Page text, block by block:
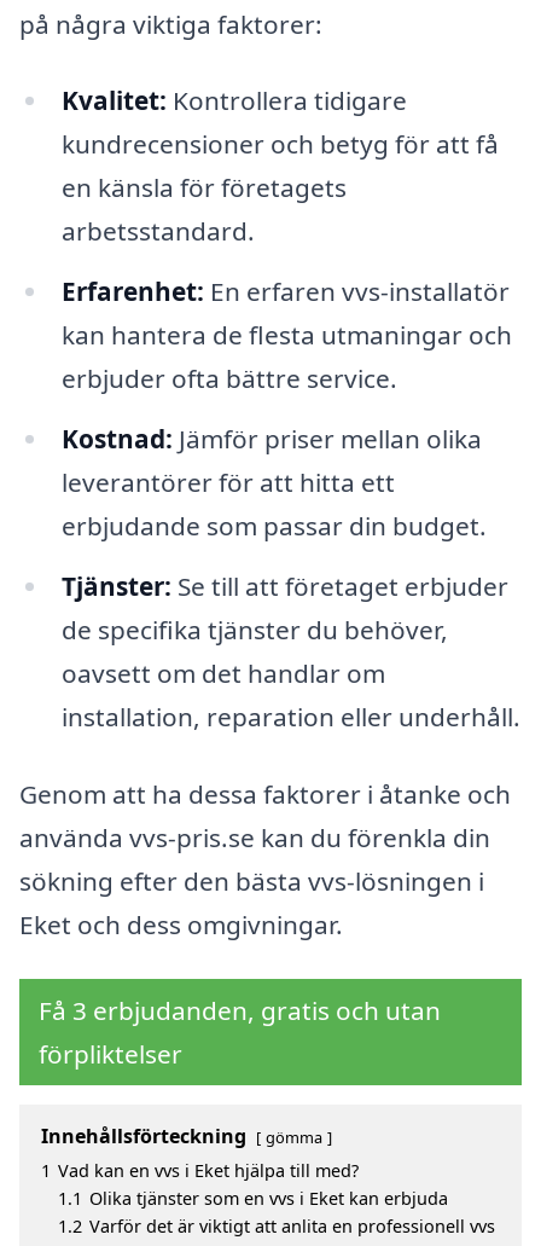
på några viktiga faktorer:
Kvalitet: Kontrollera tidigare
kundrecensioner och betyg för att få
en känsla för företagets
arbetsstandard.
Erfarenhet: En erfaren vvs-installatör
kan hantera de flesta utmaningar och
erbjuder ofta bättre service.
Kostnad: Jämför priser mellan olika
leverantörer för att hitta ett
erbjudande som passar din budget.
Tjänster: Se till att företaget erbjuder
de specifika tjänster du behöver,
oavsett om det handlar om
installation, reparation eller underhåll.
Genom att ha dessa faktorer i åtanke och
använda vvs-pris.se kan du förenkla din
sökning efter den bästa vvs-lösningen i
Eket och dess omgivningar.
Få 3 erbjudanden, gratis och utan
förpliktelser
Innehållsförteckning gömma
1 Vad kan en vvs i Eket hjälpa till med?
1.1 Olika tjänster som en vvs i Eket kan erbjuda
1.2 Varför det är viktigt att anlita en professionell vvs